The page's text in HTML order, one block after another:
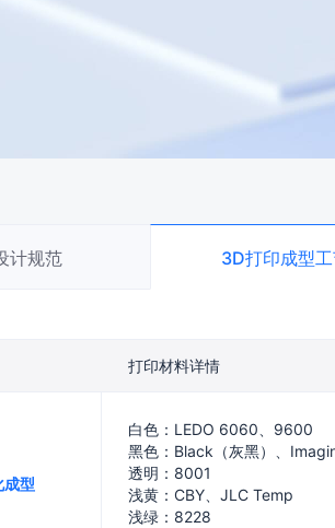
计规范 3D打印成型
打印材料详情
成型
白色：LEDO 6060、9600
黑色：Black（灰黑）、
透明：8001
浅黄：CBY、JLC Temp
浅绿：8228